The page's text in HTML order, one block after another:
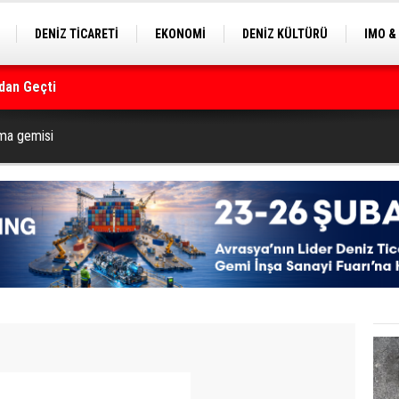
DENİZ TİCARETİ EKONOMİ DENİZ KÜLTÜRÜ
IMO
Geçti
gemisi